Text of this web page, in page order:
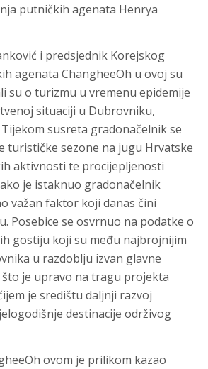
putničkih agenata Henrya
i predsjednik Korejskog
agenata ChangheeOh u ovoj su
su o turizmu u vremenu epidemije
situaciji u Dubrovniku,
susreta gradonačelnik se
turističke sezone na jugu Hrvatske
aktivnosti te procijepljenosti
je istaknuo gradonačelnik
važan faktor koji danas čini
Posebice se osvrnuo na podatke o
gostiju koji su među najbrojnijim
u razdoblju izvan glavne
je upravo na tragu projekta
je središtu daljnji razvoj
destinacije održivog
ovom je prilikom kazao